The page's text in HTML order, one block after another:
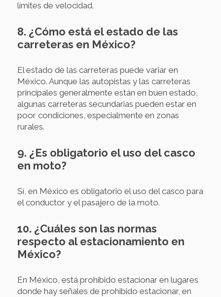
límites de velocidad.
8. ¿Cómo está el estado de las
carreteras en México?
El estado de las carreteras puede variar en
México. Aunque las autopistas y las carreteras
principales generalmente están en buen estado,
algunas carreteras secundarias pueden estar en
poor condiciones, especialmente en zonas
rurales.
9. ¿Es obligatorio el uso del casco
en moto?
Sí, en México es obligatorio el uso del casco para
el conductor y el pasajero de la moto.
10. ¿Cuáles son las normas
respecto al estacionamiento en
México?
En México, está prohibido estacionar en lugares
donde hay señales de prohibido estacionar, en